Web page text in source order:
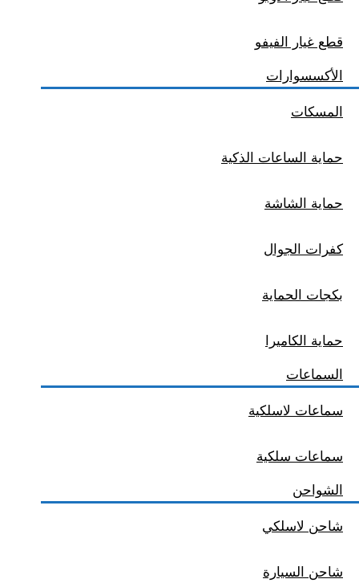
قطع غيار الفيفو
الأكسسوارات
المسكات
حماية الساعات الذكية
حماية الشاشة
كفرات الجوال
بكجات الحماية
حماية الكاميرا
السماعات
سماعات لاسلكية
سماعات سلكية
الشواحن
شاحن لاسلكي
شاحن السيارة